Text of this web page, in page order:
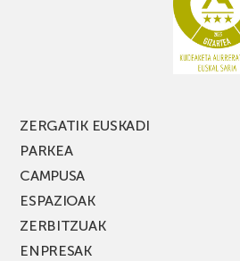
ZERGATIK EUSKADI
PARKEA
CAMPUSA
ESPAZIOAK
ZERBITZUAK
ENPRESAK